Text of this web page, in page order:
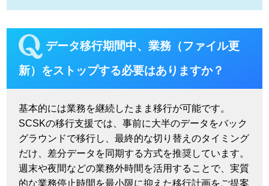
データ移行期間中、業務（ファイル更
新）をストップする必要はありますか？
基本的には業務を継続したまま移行が可能です。
SCSKの移行支援では、事前に大半のデータをバック
グラウンドで移行し、最終的な切り替えのタイミング
だけ、差分データを同期する方式を推奨しています。
週末や夜間などの業務外時間を活用することで、実質
的な業務停止時間を最小限に抑えた移行計画をご提案